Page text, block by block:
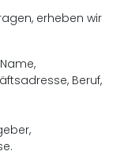
erheben wir
Beruf,